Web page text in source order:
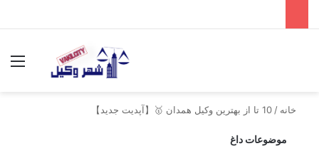
خانه / 10 تا از بهترین وکیل همدان 🥇【آپدیت جدید】
موضوعات داغ